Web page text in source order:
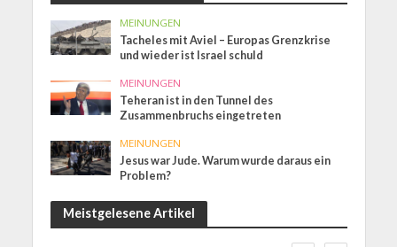
MEINUNGEN
Tacheles mit Aviel – Europas Grenzkrise
und wieder ist Israel schuld
MEINUNGEN
Teheran ist in den Tunnel des
Zusammenbruchs eingetreten
MEINUNGEN
Jesus war Jude. Warum wurde daraus ein
Problem?
Meistgelesene Artikel